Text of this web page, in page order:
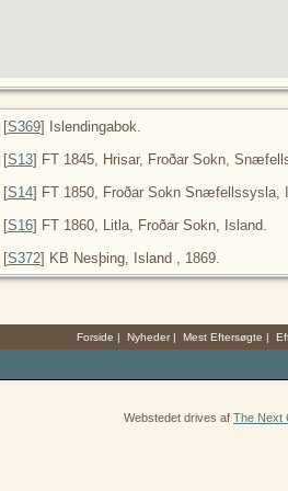
[S369] Islendingabok.
[S13] FT 1845, Hrisar, Froðar Sokn,
[S14] FT 1850, Froðar Sokn Snæfellssysla,
[S16] FT 1860, Litla, Froðar Sokn, Island.
[S372] KB Nesþing, Island , 1869.
Forside | Nyheder| Mest Eftersøgte |
Webstedet drives af The Next